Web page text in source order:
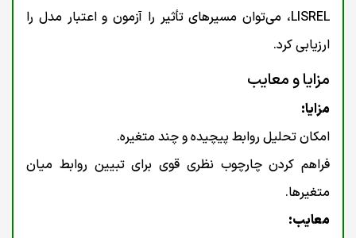
LISREL، می‌توان مسیرهای تأثیر را آزمون و اعتبار مدل را
ارزیابی کرد.
مزایا و معایب
مزایا:
امکان تحلیل روابط پیچیده و چند متغیره.
فراهم کردن چارچوب نظری قوی برای تبیین روابط میان
متغیرها.
معایب: